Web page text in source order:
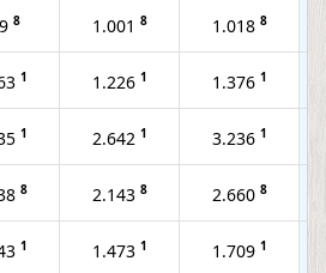
8 1.001 8 1.018 8
1 1.226 1 1.376 1
1 2.642 1 3.236 1
8 2.143 8 2.660 8
1 1.473 1 1.709 1